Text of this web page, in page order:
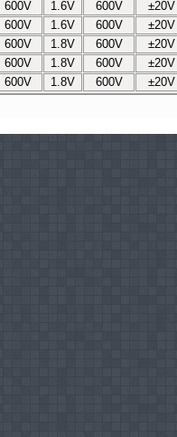
600V 1.6V 600V ±20V
600V 1.6V 600V ±20V
600V 1.8V 600V ±20V
600V 1.8V 600V ±20V
600V 1.8V 600V ±20V